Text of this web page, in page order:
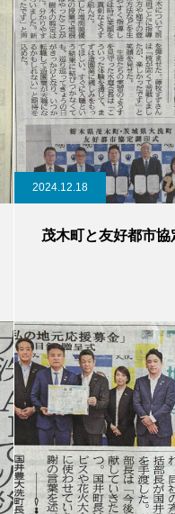
2024.12.18
茂木町と友好都市協